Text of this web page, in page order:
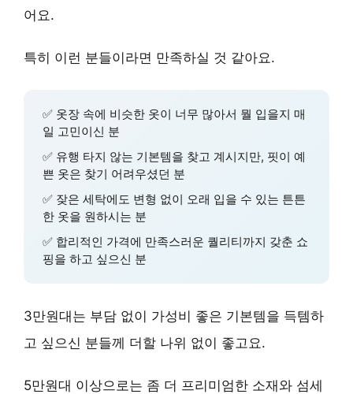
어요.
특히 이런 분들이라면 만족하실 것 같아요.
✅ 옷장 속에 비슷한 옷이 너무 많아서 뭘 입을지 매
일 고민이신 분
✅ 유행 타지 않는 기본템을 찾고 계시지만, 핏이 예
쁜 옷은 찾기 어려우셨던 분
✅ 잦은 세탁에도 변형 없이 오래 입을 수 있는 튼튼
한 옷을 원하시는 분
✅ 합리적인 가격에 만족스러운 퀄리티까지 갖춘 쇼
핑을 하고 싶으신 분
3만원대 는 부담 없이 가성비 좋은 기본템을 득템하
고 싶으신 분들께 더할 나위 없이 좋고요.
5만원대 이상으로는 좀 더 프리미엄한 소재와 섬세